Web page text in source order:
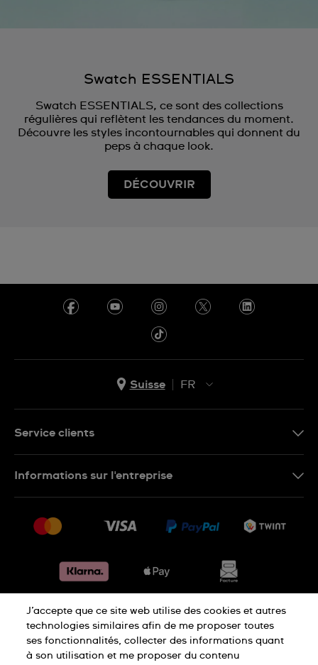
Swatch ESSENTIALS
Swatch ESSENTIALS, ce sont des collections
régulières qui reflètent les tendances du moment.
Découvre les styles incontournables qui donnent du
peps à chaque look.
DÉCOUVRIR
Suisse
FR
IT
Service clients
Retours
Conditions de vente
Informations sur l'entreprise
Jobs
Déclaration de confidentialité
J’accepte que ce site web utilise des cookies et autres
technologies similaires afin de me proposer toutes
ses fonctionnalités, collecter des informations quant
à son utilisation et me proposer du contenu